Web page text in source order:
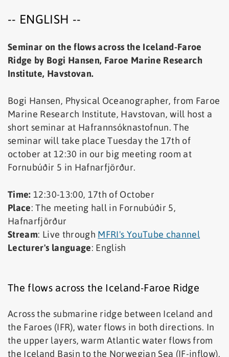
-- ENGLISH --
Seminar on the flows across the Iceland-Faroe
Ridge by Bogi Hansen, Faroe Marine Research
Institute, Havstovan.
Bogi Hansen, Physical Oceanographer, from Faroe
Marine Research Institute, Havstovan, will host a
short seminar at Hafrannsóknastofnun. The
seminar will take place Tuesday the 17th of
october at 12:30 in our big meeting room at
Fornubúðir 5 in Hafnarfjörður.
Time:12:30-13:00, 17th of October
Place: The meeting hall in Fornubúðir 5,
Hafnarfjörður
Stream: Live through MFRI's YouTube channel
Lecturer's language: English
The flows across the Iceland-Faroe Ridge
Across the submarine ridge between Iceland and
the Faroes (IFR), water flows in both directions. In
the upper layers, warm Atlantic water flows from
the Iceland Basin to the Norwegian Sea (IF-inflow).